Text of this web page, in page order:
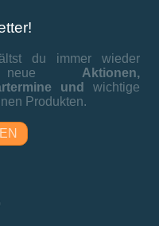
du immer wieder
neue Aktionen,
und wichtige
Produkten.